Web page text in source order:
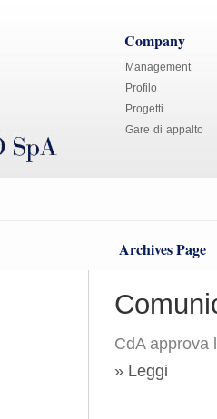
Company
Management
Profilo
Progetti
Gare di appalto
Archives Page
CdA approva
» Leggi